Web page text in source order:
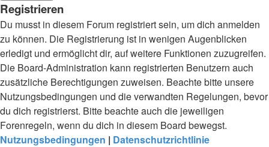
Registrieren
Du musst in diesem Forum registriert sein, um dich anmelden
zu können. Die Registrierung ist in wenigen Augenblicken
erledigt und ermöglicht dir, auf weitere Funktionen zuzugreifen.
Die Board-Administration kann registrierten Benutzern auch
zusätzliche Berechtigungen zuweisen. Beachte bitte unsere
Nutzungsbedingungen und die verwandten Regelungen, bevor
du dich registrierst. Bitte beachte auch die jeweiligen
Forenregeln, wenn du dich in diesem Board bewegst.
Nutzungsbedingungen | Datenschutzrichtlinie